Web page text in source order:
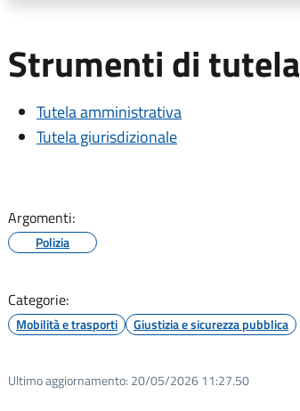
Strumenti di tutela
Tutela amministrativa
Tutela giurisdizionale
Argomenti:
Polizia
Categorie:
Mobilità e trasporti Giustizia e sicurezza pubblica
Ultimo aggiornamento: 20/05/2026 11:27.50